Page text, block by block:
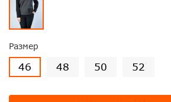
Размер
46 48 50 52